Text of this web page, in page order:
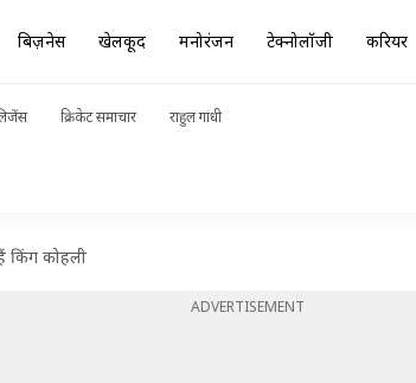
बिज़नेस खेलकूद मनोरंजन टेक्नोलॉजी करियर
क्रिकेट समाचार राहुल गांधी
किंग कोहली
ADVERTISEMENT